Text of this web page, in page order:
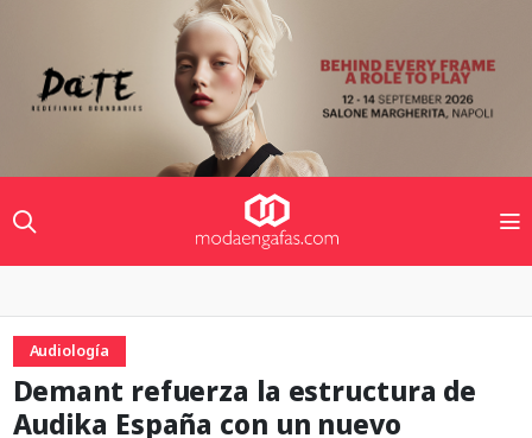
Audiología
Demant refuerza la estructura de
Audika España con un nuevo